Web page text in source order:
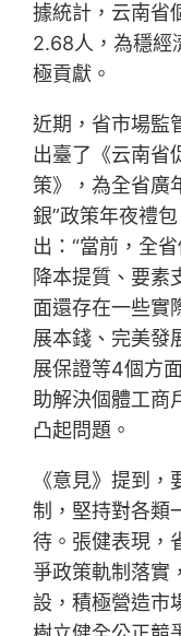
據統計，云南省
2.68人，為穩經
極貢獻。
近期，省市場監
出臺了《云南省
策》，為全省廣
銀”政策年夜禮
出：“當前，全
降本提質、要素
面還存在一些實
展本錢、完美發
展保證等4個方
助解決個體工商
凸起問題。
《意見》提到
制，堅持對各類
待。張健表現，
爭政策軌制落實
設，積極營造市